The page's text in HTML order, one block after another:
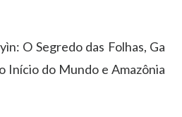
O Segredo das Folhas, Ga
Início do Mundo e Amazônia